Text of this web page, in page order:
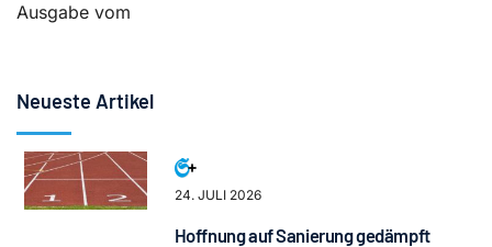
Ausgabe vom
Neueste Artikel
24. JULI 2026
Hoffnung auf Sanierung gedämpft